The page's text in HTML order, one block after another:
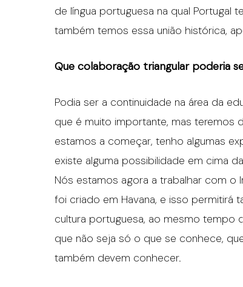
de língua portuguesa na qual Portugal
também temos essa união histórica,
Que colaboração triangular poderia
Podia ser a continuidade na área da
que é muito importante, mas teremos
estamos a começar, tenho algumas
existe alguma possibilidade em cima
Nós estamos agora a trabalhar com
foi criado em Havana, e isso permitirá
cultura portuguesa, ao mesmo tempo
que não seja só o que se conhece,
também devem conhecer.